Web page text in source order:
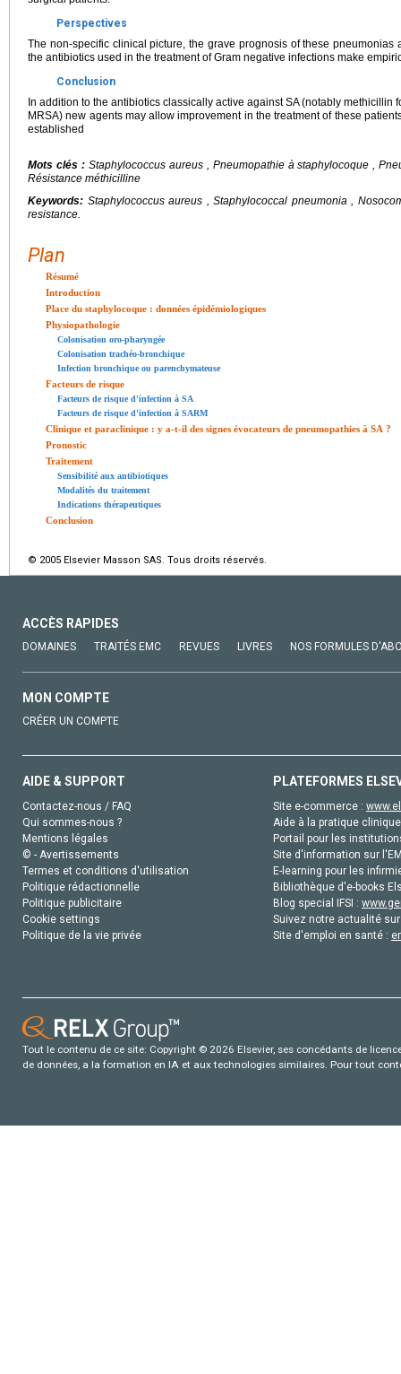
Perspectives
The non-specific clinical picture, the grave prognosis of these pneumonias
the antibiotics used in the treatment of Gram negative infections make
Conclusion
In addition to the antibiotics classically active against SA (notably methicillin
MRSA) new agents may allow improvement in the treatment of these
established
Mots clés : Staphylococcus aureus , Pneumopathie à staphylocoque ,
Résistance méthicilline
Keywords: Staphylococcus aureus , Staphylococcal pneumonia ,
resistance.
Plan
Résumé
Introduction
Place du staphylocoque : données épidémiologiques
Physiopathologie
Colonisation oro-pharyngée
Colonisation trachéo-bronchique
Infection bronchique ou parenchymateuse
Facteurs de risque
Facteurs de risque d'infection à SA
Facteurs de risque d'infection à SARM
Clinique et paraclinique : y a-t-il des signes évocateurs de pneumopathies à SA ?
Pronostic
Traitement
Sensibilité aux antibiotiques
Modalités du traitement
Indications thérapeutiques
Conclusion
© 2005 Elsevier Masson SAS. Tous droits réservés.
ACCÈS RAPIDES
DOMAINES TRAITÉS EMC REVUES LIVRES NOS FORMULES
MON COMPTE
CRÉER UN COMPTE
AIDE & SUPPORT
Contactez-nous / FAQ
Qui sommes-nous ?
Mentions légales
© - Avertissements
Termes et conditions d'utilisation
Politique rédactionnelle
Politique publicitaire
Cookie settings
Politique de la vie privée
PLATEFORMES
Site e-commerce :
Aide à la pratique
Portail pour les
Site d'information sur
E-learning pour les
Bibliothèque d'e-books
Blog special IFSI :
Suivez notre actualité
Site d'emploi en santé :
Tout le contenu de ce site: Copyright © 2026 Elsevier, ses concédants de
de données, a la formation en IA et aux technologies similaires. Pour tout